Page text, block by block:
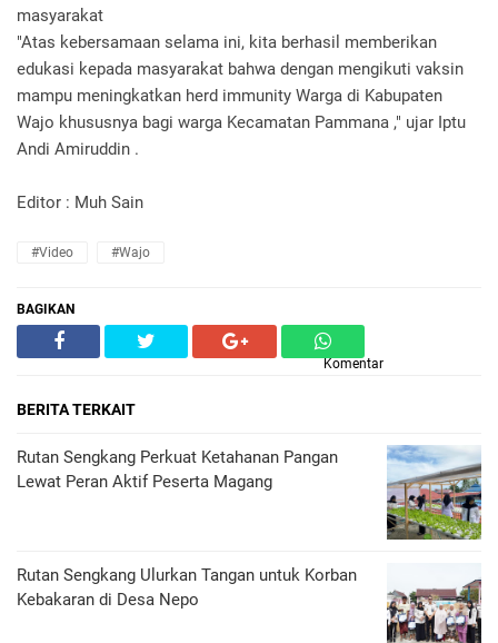
masyarakat
"Atas kebersamaan selama ini, kita berhasil memberikan
edukasi kepada masyarakat bahwa dengan mengikuti vaksin
mampu meningkatkan herd immunity Warga di Kabupaten
Wajo khususnya bagi warga Kecamatan Pammana ," ujar Iptu
Andi Amiruddin .
Editor : Muh Sain
#Video #Wajo
BAGIKAN
Komentar
BERITA TERKAIT
Rutan Sengkang Perkuat Ketahanan Pangan
Lewat Peran Aktif Peserta Magang
Rutan Sengkang Ulurkan Tangan untuk Korban
Kebakaran di Desa Nepo